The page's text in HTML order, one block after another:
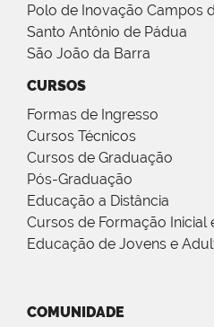
Polo de Inovação Campos
Santo Antônio de Pádua
São João da Barra
CURSOS
Formas de Ingresso
Cursos Técnicos
Cursos de Graduação
Pós-Graduação
Educação a Distância
Cursos de Formação Inicial
Educação de Jovens e
COMUNIDADE